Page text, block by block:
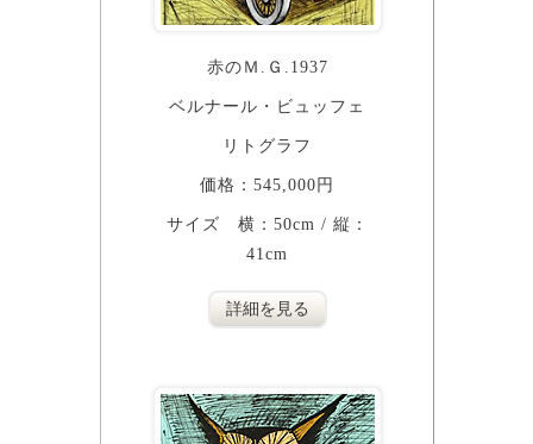
赤のＭ.Ｇ.1937
ベルナール・ビュッフェ
リトグラフ
価格：545,000円
サイズ 横：50cm / 縦：
41cm
詳細を見る